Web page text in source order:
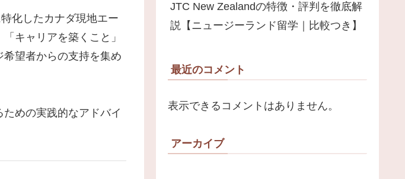
化したカナダ現地エー
キャリアを築くこと」
望者からの支持を集め
めの実践的なアドバイ
JTC New Zealandの特徴・評判を徹底解
説【ニュージーランド留学｜比較つき】
最近のコメント
表示できるコメントはありません。
アーカイブ